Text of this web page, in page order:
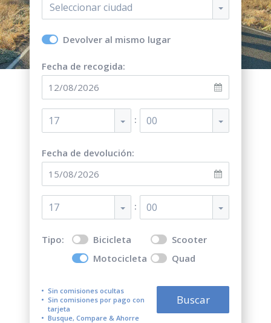
Seleccionar ciudad
Devolver al mismo lugar
Fecha de recogida:
17 : 00
Fecha de devolución:
17 : 00
Tipo: Bicicleta
Scooter
Motocicleta
Quad
Sin comisiones ocultas
Sin comisiones por pago con
tarjeta
Busque, Compare & Ahorre
Buscar